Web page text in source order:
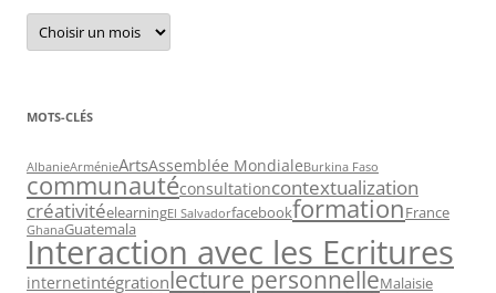
Archives
MOTS-CLÉS
AlbanieArménieArtsAssemblée MondialeBurkina Faso
communautéconsultationcontextualization
créativitéelearningEl SalvadorfacebookformationFrance
GhanaGuatemala
Interaction avec les Ecritures
internetintégrationlecture personnelleMalaisie